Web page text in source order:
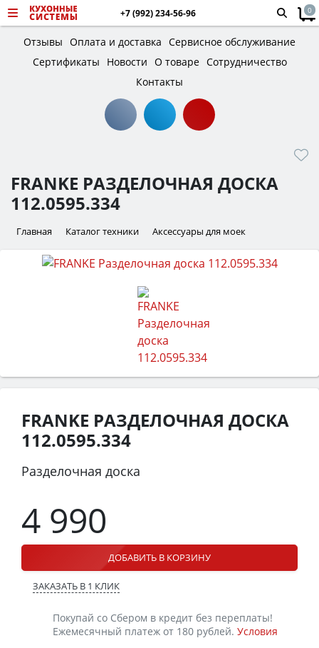
+7 (992) 234-56-96 0
Отзывы Оплата и доставка Сервисное обслуживание
Сертификаты
Новости О товаре Сотрудничество
Контакты
FRANKE РАЗДЕЛОЧНАЯ ДОСКА
112.0595.334
Главная Каталог техники Аксессуары для моек
FRANKE РАЗДЕЛОЧНАЯ ДОСКА
112.0595.334
Разделочная доска
4 990
ДОБАВИТЬ В КОРЗИНУ
ЗАКАЗАТЬ В 1 КЛИК
Покупай со Сбером в кредит без переплаты!
Ежемесячный платеж от 180 рублей. Условия